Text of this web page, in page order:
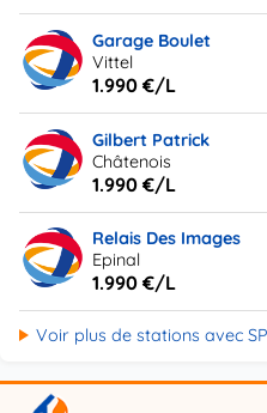
Garage Boulet
Vittel
1.990 €/L
Gilbert Patrick
Châtenois
1.990 €/L
Relais Des Images
Epinal
1.990 €/L
Voir plus de stations avec